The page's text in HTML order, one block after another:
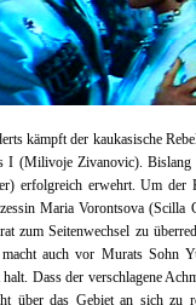
kämpft der kaukasische
I (Milivoje Zivanovic).
erfolgreich erwehrt. Um
Maria Vorontsova
zum Seitenwechsel zu
auch vor Murats Sohn
Dass der verschlagene
über das Gebiet an sich